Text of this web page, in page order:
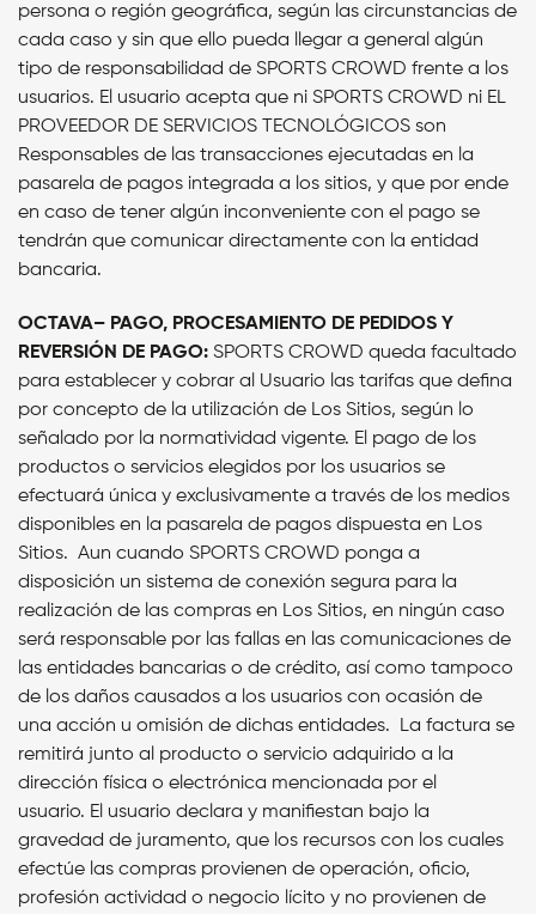
persona o región geográfica, según las circunstancias de
cada caso y sin que ello pueda llegar a general algún
tipo de responsabilidad de SPORTS CROWD frente a los
usuarios. El usuario acepta que ni SPORTS CROWD ni EL
PROVEEDOR DE SERVICIOS TECNOLÓGICOS son
Responsables de las transacciones ejecutadas en la
pasarela de pagos integrada a los sitios, y que por ende
en caso de tener algún inconveniente con el pago se
tendrán que comunicar directamente con la entidad
bancaria.
OCTAVA– PAGO, PROCESAMIENTO DE PEDIDOS Y
REVERSIÓN DE PAGO: SPORTS CROWD queda facultado
para establecer y cobrar al Usuario las tarifas que defina
por concepto de la utilización de Los Sitios, según lo
señalado por la normatividad vigente. El pago de los
productos o servicios elegidos por los usuarios se
efectuará única y exclusivamente a través de los medios
disponibles en la pasarela de pagos dispuesta en Los
Sitios. Aun cuando SPORTS CROWD ponga a
disposición un sistema de conexión segura para la
realización de las compras en Los Sitios, en ningún caso
será responsable por las fallas en las comunicaciones de
las entidades bancarias o de crédito, así como tampoco
de los daños causados a los usuarios con ocasión de
una acción u omisión de dichas entidades. La factura se
remitirá junto al producto o servicio adquirido a la
dirección física o electrónica mencionada por el
usuario. El usuario declara y manifiestan bajo la
gravedad de juramento, que los recursos con los cuales
efectúe las compras provienen de operación, oficio,
profesión actividad o negocio lícito y no provienen de